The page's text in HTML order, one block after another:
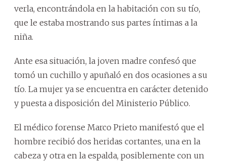
verla, encontrándola en la habitación con su tío,
que le estaba mostrando sus partes íntimas a la
niña.
Ante esa situación, la joven madre confesó que
tomó un cuchillo y apuñaló en dos ocasiones a su
tío. La mujer ya se encuentra en carácter detenido
y puesta a disposición del Ministerio Público.
El médico forense Marco Prieto manifestó que el
hombre recibió dos heridas cortantes, una en la
cabeza y otra en la espalda, posiblemente con un